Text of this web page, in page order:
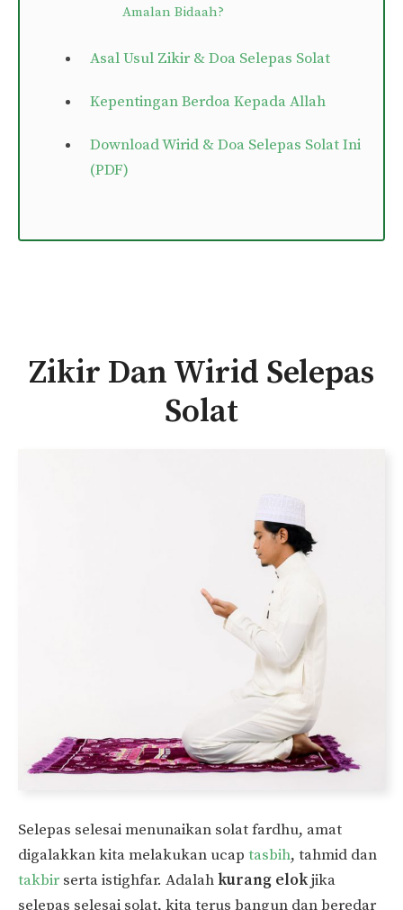
Amalan Bidaah?
Asal Usul Zikir & Doa Selepas Solat
Kepentingan Berdoa Kepada Allah
Download Wirid & Doa Selepas Solat Ini
(PDF)
Zikir Dan Wirid Selepas
Solat
Selepas selesai menunaikan solat fardhu, amat
digalakkan kita melakukan ucap tasbih, tahmid dan
takbir serta istighfar. Adalahkurang elokjika
selepas selesai solat, kita terus bangun dan beredar